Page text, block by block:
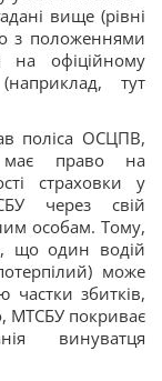
вище (рівні
з положеннями
на офіційному
тут
поліса ОСЦПВ,
має право на
страховки у
через свій
особам. Тому,
що один водій
може
частки збитків,
МТСБУ покриває
винуватця